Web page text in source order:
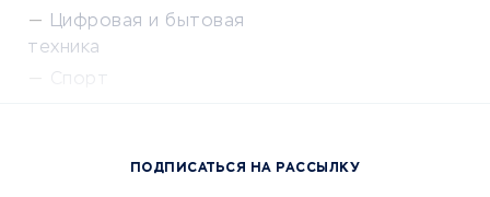
Цифровая и бытовая
техника
Спорт
Сервисы доставкиПОДПИСАТЬСЯ НА РАССЫЛКУ